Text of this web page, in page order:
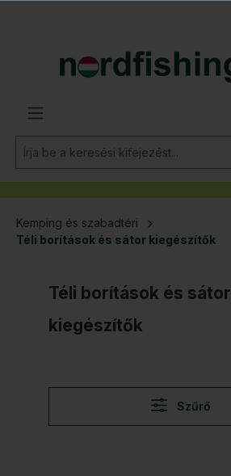
Kemping és szabadtéri
Téli borítások és sátor kiegészítők
Téli borítások és sátor
kiegészítők
Szűrő